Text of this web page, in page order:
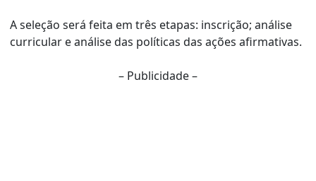
A seleção será feita em três etapas: inscrição; análise
curricular e análise das políticas das ações afirmativas.
– Publicidade –